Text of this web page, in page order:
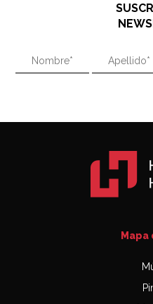
"En política, la
"En política, la
Napoleón